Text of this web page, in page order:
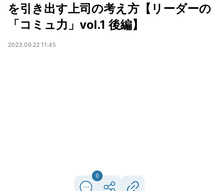
を引き出す上司の考え方【リーダーの
「コミュ力」vol.1 後編】
2023.09.22 11:45
0